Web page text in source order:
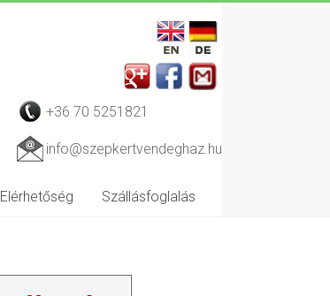
+36 70 5251821
info@szepkertvendeghaz.hu
Elérhetőség Szállásfoglalás